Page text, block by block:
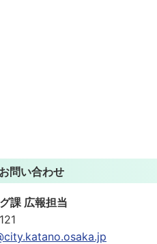
問い合わせ
課 広報担当